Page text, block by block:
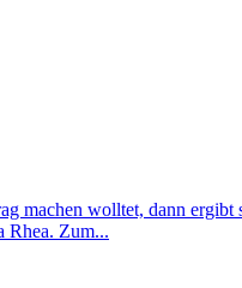
machen wolltet, dann
Rhea. Zum...